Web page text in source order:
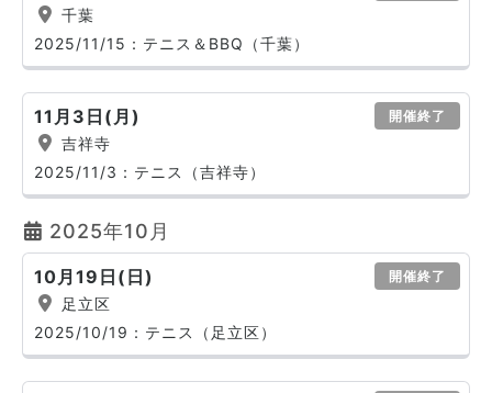
千葉
2025/11/15：テニス＆BBQ（千葉）
11月3日(月) 開催終了
吉祥寺
2025/11/3：テニス（吉祥寺）
2025年10月
10月19日(日) 開催終了
足立区
2025/10/19：テニス（足立区）